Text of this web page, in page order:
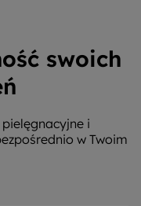
swoich
i
w Twoim